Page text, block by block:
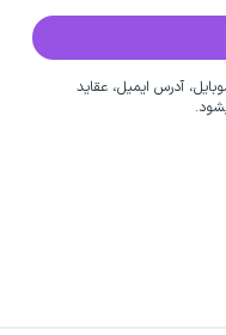
آدرس ایمیل، عقاید